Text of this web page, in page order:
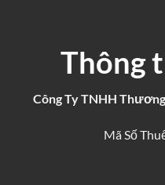
Thông
Công Ty TNHH
Mã Số